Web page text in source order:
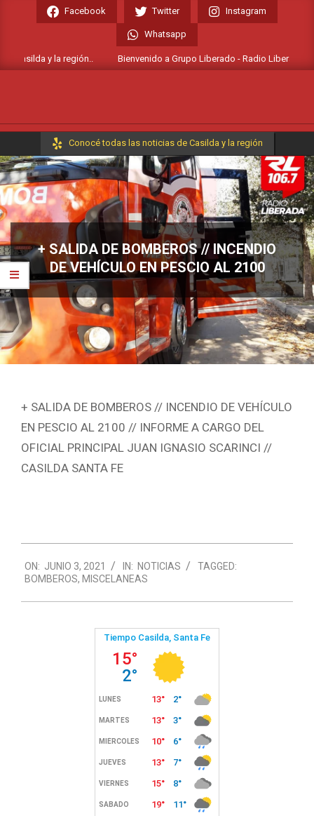
Facebook Twitter Instagram
Whatsapp
Casilda y la región.. Bienvenido a Grupo Liberado - Radio Liberada
Primary
Menu
Conocé todas las noticias de Casilda y la región
+ SALIDA DE BOMBEROS // INCENDIO
DE VEHÍCULO EN PESCIO AL 2100
+ SALIDA DE BOMBEROS // INCENDIO DE VEHÍCULO
EN PESCIO AL 2100 // INFORME A CARGO DEL
OFICIAL PRINCIPAL JUAN IGNASIO SCARINCI //
CASILDA SANTA FE
06-
03
ON: JUNIO 3, 2021 IN: NOTICIAS
TAGGED:
BOMBEROS, MISCELANEAS